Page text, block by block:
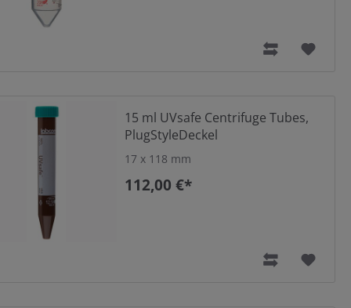
an den Lufttransport genügen.
15 ml UVsafe Centrifuge Tubes,
PlugStyleDeckel
17 x 118 mm
112,00 €*